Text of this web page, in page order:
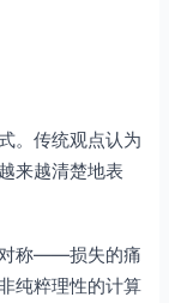
。传统观点认为
来越清楚地表
对称——损失的痛
纯粹理性的计算